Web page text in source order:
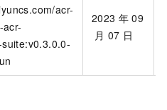
acr-
2023 年 09
月 07 日